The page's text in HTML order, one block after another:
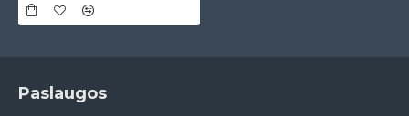
Paslaugos